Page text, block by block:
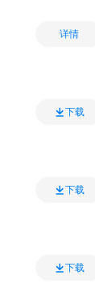
详情
下载
下载
下载